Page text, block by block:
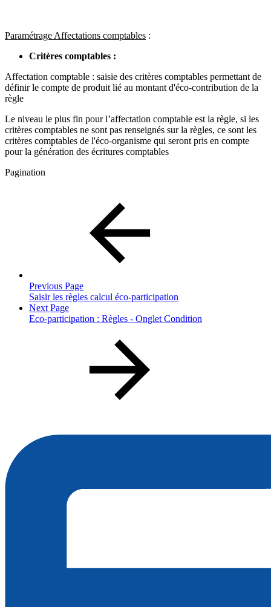
Paramétrage Affectations comptables :
Critères comptables :
Affectation comptable : saisie des critères comptables permettant de
définir le compte de produit lié au montant d'éco-contribution de la
règle
Le niveau le plus fin pour l’affectation comptable est la règle, si les
critères comptables ne sont pas renseignés sur la règles, ce sont les
critères comptables de l'éco-organisme qui seront pris en compte
pour la génération des écritures comptables
Pagination
Previous Page
Saisir les règles calcul éco-participation
Next Page
Eco-participation : Règles - Onglet Condition